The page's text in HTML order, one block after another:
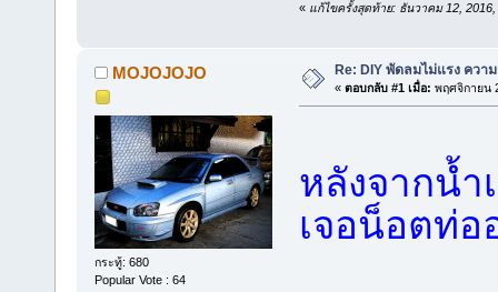
« แก้ไขครั้งสุดท้าย: ธันวาคม 12,
MOJOJOJO
กระทู้: 680
Popular Vote : 64
Re: DIY พัดลมไม่แรง คว
« ตอบกลับ #1 เมื่อ: พฤศจิกายน
หลังจากน้ำ
เจอน็อตท่อ